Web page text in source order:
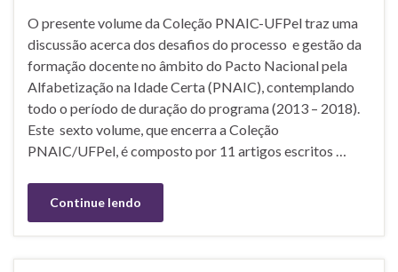
O presente volume da Coleção PNAIC-UFPel traz uma
discussão acerca dos desafios do processo e gestão da
formação docente no âmbito do Pacto Nacional pela
Alfabetização na Idade Certa (PNAIC), contemplando
todo o período de duração do programa (2013 – 2018).
Este sexto volume, que encerra a Coleção
PNAIC/UFPel, é composto por 11 artigos escritos …
Continue lendo